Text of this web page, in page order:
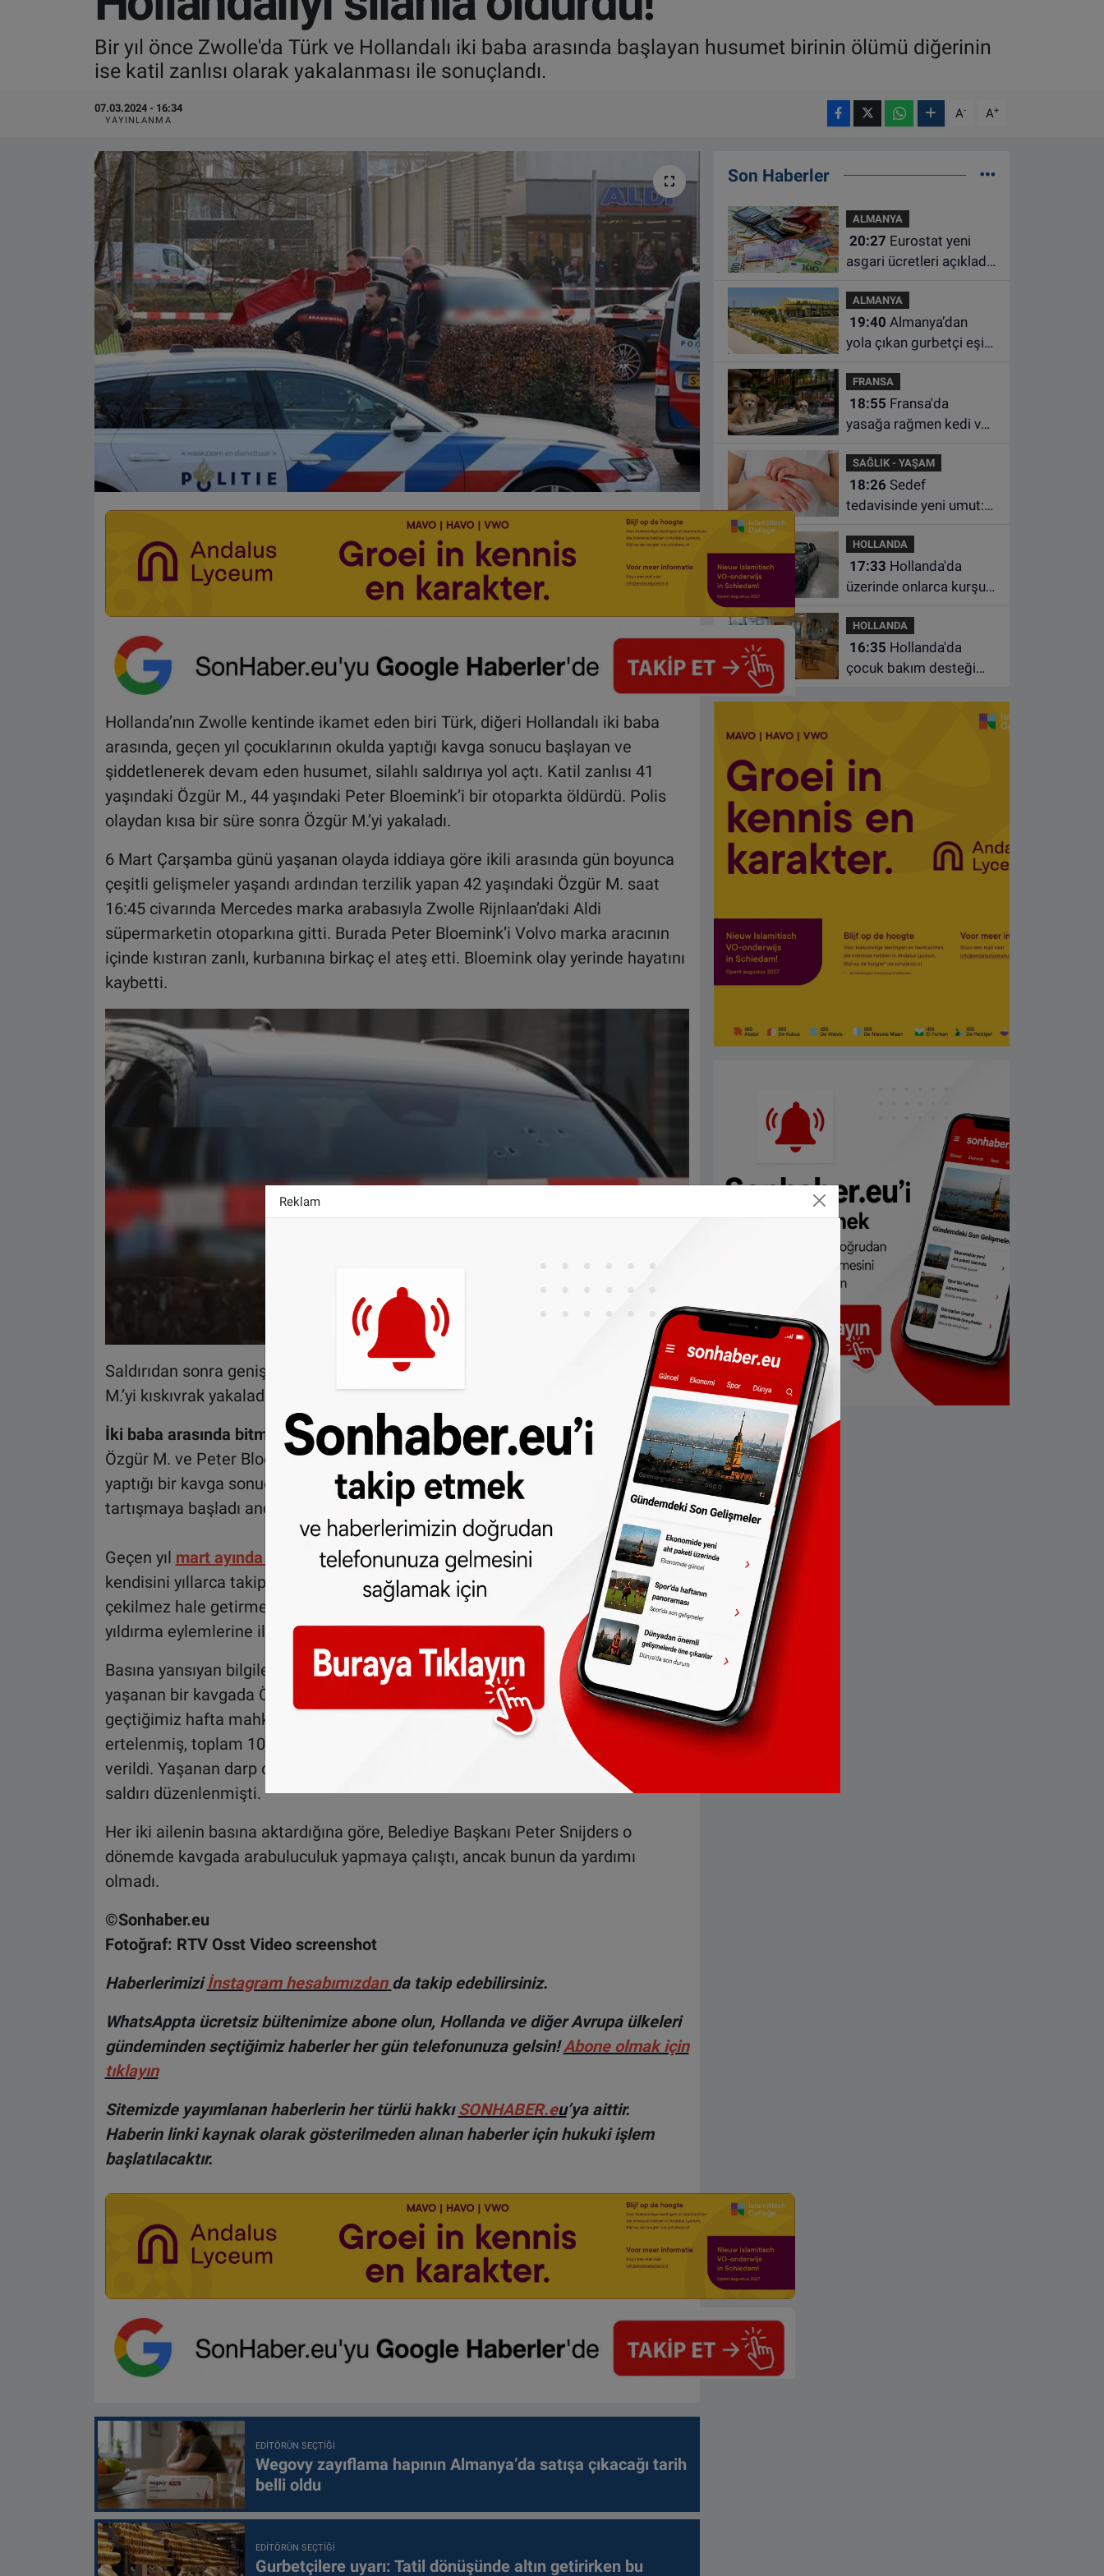
Bir yıl önce Zwolle'da Türk ve Hollandalı iki baba arasında başlayan husumet birinin ölümü diğerinin
ise katil zanlısı olarak yakalanması ile sonuçlandı.
07.03.2024 - 16:34
YAYINLANMA A- A+
Hollanda’nın Zwolle kentinde ikamet eden biri Türk, diğeri Hollandalı iki baba
arasında, geçen yıl çocuklarının okulda yaptığı kavga sonucu başlayan ve
şiddetlenerek devam eden husumet, silahlı saldırıya yol açtı. Katil zanlısı 41
yaşındaki Özgür M., 44 yaşındaki Peter Bloemink’i bir otoparkta öldürdü. Polis
olaydan kısa bir süre sonra Özgür M.’yi yakaladı.
6 Mart Çarşamba günü yaşanan olayda iddiaya göre ikili arasında gün boyunca
çeşitli gelişmeler yaşandı ardından terzilik yapan 42 yaşındaki Özgür M. saat
16:45 civarında Mercedes marka arabasıyla Zwolle Rijnlaan’daki Aldi
süpermarketin otoparkına gitti. Burada Peter Bloemink’i Volvo marka aracının
içinde kıstıran zanlı, kurbanına birkaç el ateş etti. Bloemink olay yerinde hayatını
kaybetti.
Saldırıdan sonra geniş çaplı arama başlatan polis, kısa bir süre sonra Özgür
M.’yi kıskıvrak yakaladı.
İki baba arasında bitmeyen husumet
Özgür M. ve Peter Bloemink arasındaki husumet aslında çocuklarının okulda
yaptığı bir kavga sonucu başladı. Her iki baba da bu olay üzerine sözlü olarak
tartışmaya başladı ancak olaylar zaman içinde büyüdü.
Geçen yıl mart ayında evi bombalananÖzgür M., Peter Bloemink’i ve ailesini
kendisini yıllarca takip etmek, her türlü taciz ve gözdağı vererek hayatını
çekilmez hale getirmekle suçluyordu. Buna karşılık Bloemink ailesi, takip ve
yıldırma eylemlerine ilişkin tüm iddiaları reddetmişti.
Basına yansıyan bilgilere göre geçen yıl Temmuz ayında iki baba arasında
yaşanan bir kavgada Özgür, Peter Bloemink’i darp etmişti. Bunun üzerine
geçtiğimiz hafta mahkeme karşısına çıkan Özgür’e, 25 saat (75 saati
ertelenmiş, toplam 100 saat) kamu hizmeti cezası ve 500 euro para cezası
verildi. Yaşanan darp olayından birkaç hafta önceyse Mercan’ın evine bombalı
saldırı düzenlenmişti.
Her iki ailenin basına aktardığına göre, Belediye Başkanı Peter Snijders o
dönemde kavgada arabuluculuk yapmaya çalıştı, ancak bunun da yardımı
olmadı.
©Sonhaber.eu
Fotoğraf: RTV Osst Video screenshot
Haberlerimizi İnstagram hesabımızdan da takip edebilirsiniz.
WhatsAppta ücretsiz bültenimize abone olun, Hollanda ve diğer Avrupa ülkeleri
gündeminden seçtiğimiz haberler her gün telefonunuza gelsin!Abone olmak için
tıklayın
Sitemizde yayımlanan haberlerin her türlü hakkıSONHABER.eu’ya aittir.
Haberin linki kaynak olarak gösterilmeden alınan haberler için hukuki işlem
başlatılacaktır.
EDITÖRÜN SEÇTIĞI
Wegovy zayıflama hapının Almanya’da satışa çıkacağı tarih
belli oldu
EDITÖRÜN SEÇTIĞI
Gurbetçilere uyarı: Tatil dönüşünde altın getirirken bu
Son Haberler
ALMANYA
20:27
asgari ücretleri açıkladı:
sıraya yükseldi
ALMANYA
19:40
yola çıkan gurbetçi eşini
istasyonunda unuttu
FRANSA
18:55
yasağa rağmen kedi ve
shoplara hayvan başına
1.500 euro ceza
SAĞLIK - YAŞAM
18:26
tedavisinde yeni umut:
iyileşmediği bulundu
HOLLANDA
17:33
üzerinde onlarca kurşun
euroya satışa çıktı
HOLLANDA
16:35
çocuk bakım desteği
hâlâ ek ödeme yapıyor
ALGEMENE VOORWAARDEN
CONTACT
Çerez Politikası
Reklam